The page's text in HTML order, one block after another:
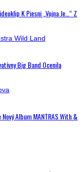
K Piesni „Vojna Je…“ Z
Big Band Ocenila
Album MANTRAS With &